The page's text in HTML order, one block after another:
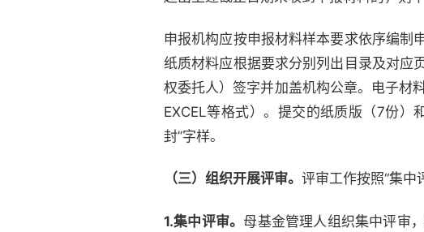
申报机构应按申报材料样本要求依序编制
纸质材料应根据要求分别列出目录及对应
权委托人）签字并加盖机构公章。电子材
EXCEL等格式）。提交的纸质版（7份）
封”字样。
（三）组织开展评审。 评审工作按照“集
1.集中评审。 母基金管理人组织集中评审